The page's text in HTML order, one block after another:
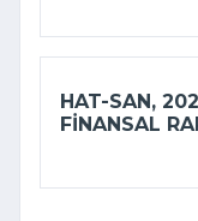
HAT-SAN,
FINANSAL